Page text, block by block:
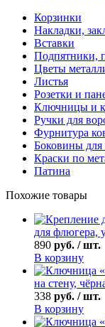
Корзинки
Накладки,
Вставки
Подпятники,
Цветы
Листья
Розетки и
Ключницы и
Ручки для
Фурнитура
Боковины для
Краски по
Патина
Похожие товары
для флюгера,
890 руб. / шт.
В корзину
на стену,
338 руб. / шт.
В корзину